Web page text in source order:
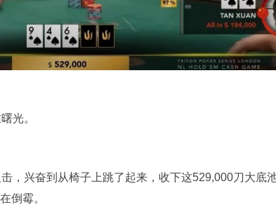
光。
，兴奋到从椅子上跳了起来，收下这529,000刀大底
倒霉。